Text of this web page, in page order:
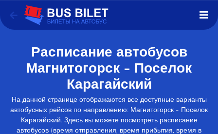
Расписание автобусов
Магнитогорск - Поселок
Карагайский
На данной странице отображаются все доступные варианты
автобусных рейсов по направлению: Магнитогорск - Поселок
Карагайский. Здесь вы можете посмотреть расписание
автобусов (время отправления, время прибытия, время в